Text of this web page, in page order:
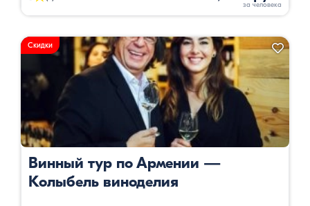
Скидки
Винный тур по Армении —
Колыбель виноделия